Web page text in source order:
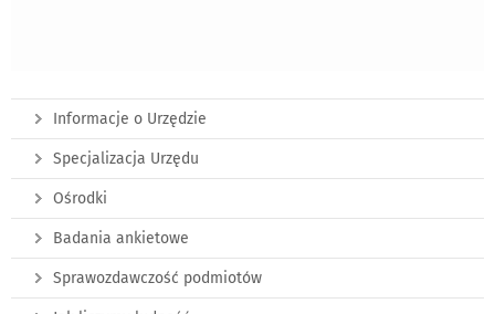
Informacje o Urzędzie
Specjalizacja Urzędu
Ośrodki
Badania ankietowe
Sprawozdawczość podmiotów